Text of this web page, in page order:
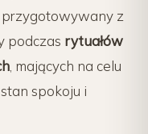
przygotowywany z
podczas rytuałów
, mających na celu
spokoju i